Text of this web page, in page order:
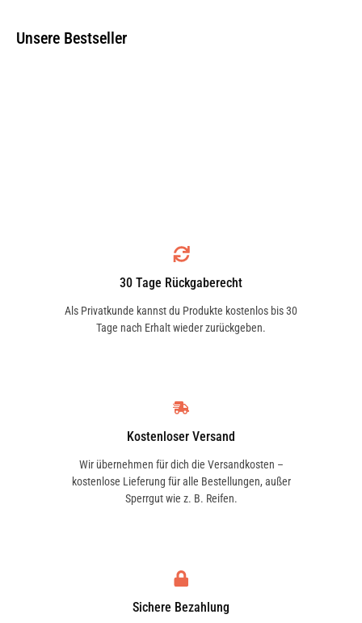
Unsere Bestseller
30 Tage Rückgaberecht
Als Privatkunde kannst du Produkte kostenlos bis 30
Tage nach Erhalt wieder zurückgeben.
Kostenloser Versand
Wir übernehmen für dich die Versandkosten –
kostenlose Lieferung für alle Bestellungen, außer
Sperrgut wie z. B. Reifen.
Sichere Bezahlung